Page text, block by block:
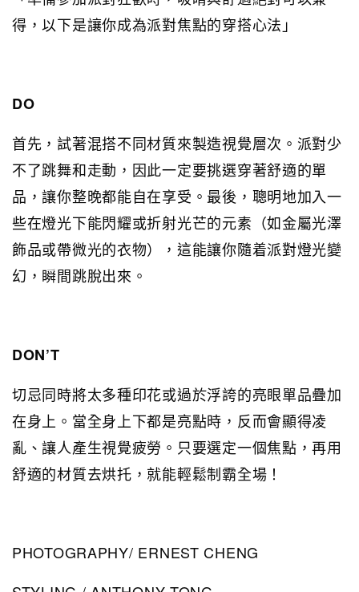
得，以下是讓你成為派對焦點的穿搭心法」
DO
首先，試著混搭不同材質來製造視覺層次。派對少
不了跳舞和走動，因此一定要挑選穿著舒適的單
品，讓你整晚都能自在享受。最後，聰明地加入一
些在燈光下能閃耀或折射光芒的元素（如金屬光澤
飾品或帶微光的衣物），這能讓你隨着派對燈光變
幻，瞬間跳脫出來。
DON’T
切忌同時將太多種印花或過於浮誇的亮眼單品疊加
在身上。當全身上下都是亮點時，反而會顯得凌
亂、讓人產生視覺疲勞。只要選定一個焦點，再用
舒適的材質去烘托，就能輕鬆制霸全場！
PHOTOGRAPHY/ ERNEST CHENG